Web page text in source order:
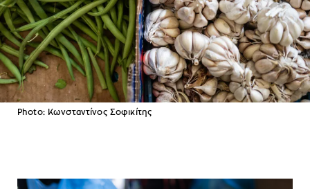
Photo: Κωνσταντίνος Σοφικίτης